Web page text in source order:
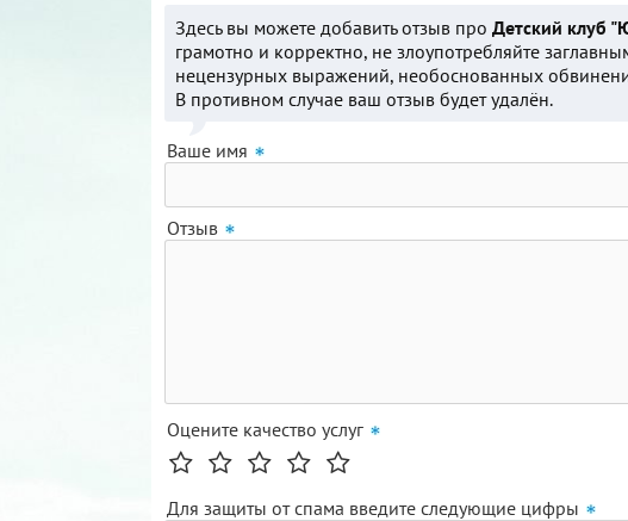
Здесь вы можете добавить отзыв про Детский клуб
грамотно и корректно, не злоупотребляйте
нецензурных выражений, необоснованных
В противном случае ваш отзыв будет удалён.
Ваше имя
Отзыв
Оцените качество услуг
Для защиты от спама введите следующие цифры